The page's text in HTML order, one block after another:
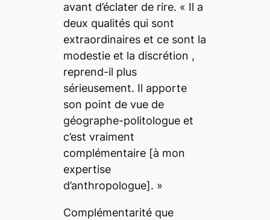
avant d’éclater de rire. « Il a
deux qualités qui sont
extraordinaires et ce sont la
modestie et la discrétion ,
reprend-il plus
sérieusement. Il apporte
son point de vue de
géographe-politologue et
c’est vraiment
complémentaire [à mon
expertise
d’anthropologue]. »
Complémentarité que